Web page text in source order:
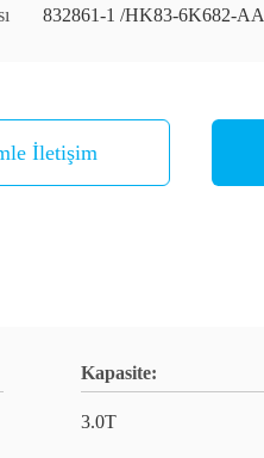
832861-1 /HK83-6K682-AA
İletişim
Kapasite:
3.0T